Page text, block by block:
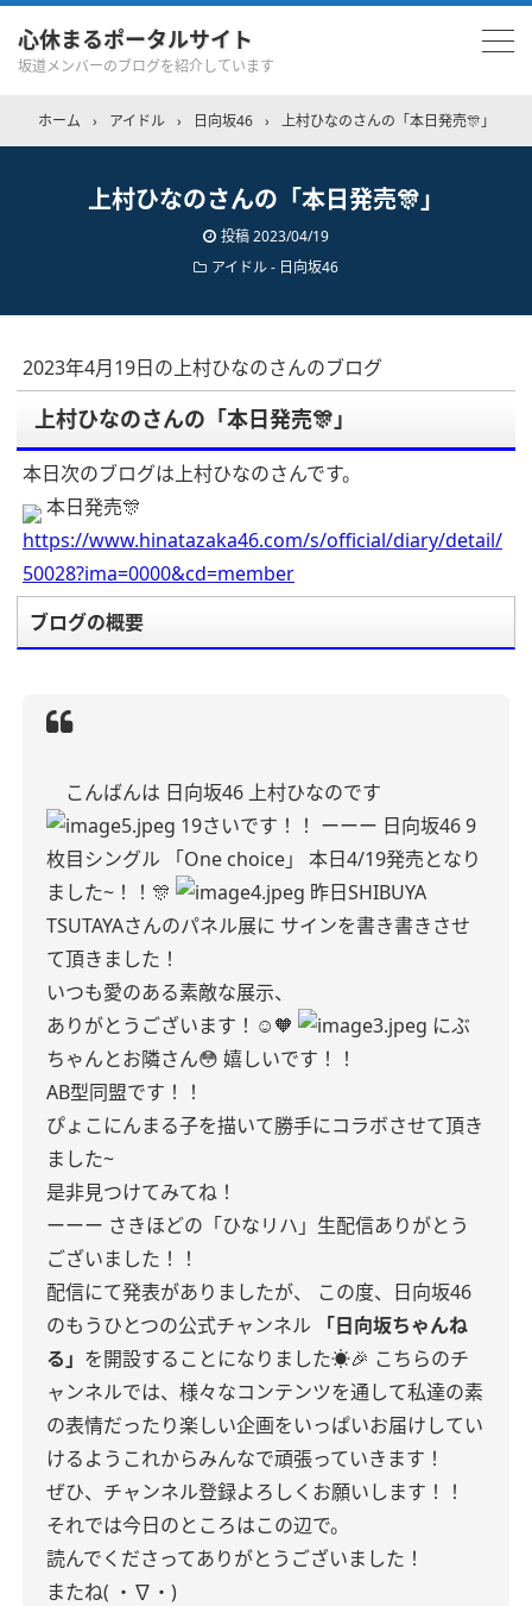
心休まるポータルサイト
坂道メンバーのブログを紹介しています
ホーム › アイドル › 日向坂46 › 上村ひなのさんの「本日発売🎊」
上村ひなのさんの「本日発売🎊」
投稿2023/04/19
アイドル - 日向坂46
2023年4月19日の上村ひなのさんのブログ
上村ひなのさんの「本日発売🎊」
本日次のブログは上村ひなのさんです。
本日発売🎊
https://www.hinatazaka46.com/s/official/diary/detail/
50028?ima=0000&cd=member
ブログの概要
こんばんは 日向坂46 上村ひなのです
19さいです！！ ーーー 日向坂46 9
枚目シングル
「One choice」
本日4/19発売となり
ました~！！🎊
昨日SHIBUYA
TSUTAYAさんのパネル展に サインを書き書きさせ
て頂きました！
いつも愛のある素敵な展示、
ありがとうございます！☺️🧡
にぶ
ちゃんとお隣さん😳 嬉しいです！！
AB型同盟です！！
ぴょこにんまる子を描いて勝手にコラボさせて頂き
ました~
是非見つけてみてね！
ーーー さきほどの「ひなリハ」生配信ありがとう
ございました！！
配信にて発表がありましたが、
この度、日向坂46
のもうひとつの公式チャンネル
「日向坂ちゃんね
る」 を開設することになりました☀️🎉 こちらのチ
ャンネルでは、様々なコンテンツを通して私達の素
の表情だったり楽しい企画をいっぱいお届けしてい
けるようこれからみんなで頑張っていきます！
ぜひ、チャンネル登録よろしくお願いします！！
それでは今日のところはこの辺で。
読んでくださってありがとうございました！
またね( ・∇・)